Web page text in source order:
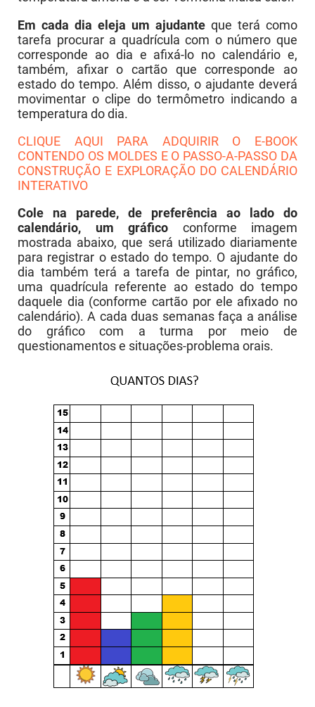
Em cada dia eleja um ajudante que terá como
tarefa procurar a quadrícula com o número que
corresponde ao dia e afixá-lo no calendário e,
também, afixar o cartão que corresponde ao
estado do tempo. Além disso, o ajudante deverá
movimentar o clipe do termômetro indicando a
temperatura do dia.
CLIQUE AQUI PARA ADQUIRIR O E-BOOK
CONTENDO OS MOLDES E O PASSO-A-PASSO DA
CONSTRUÇÃO E EXPLORAÇÃO DO CALENDÁRIO
INTERATIVO
Cole na parede, de preferência ao lado do
calendário, um gráfico conforme imagem
mostrada abaixo, que será utilizado diariamente
para registrar o estado do tempo. O ajudante do
dia também terá a tarefa de pintar, no gráfico,
uma quadrícula referente ao estado do tempo
daquele dia (conforme cartão por ele afixado no
calendário). A cada duas semanas faça a análise
do gráfico com a turma por meio de
questionamentos e situações-problema orais.